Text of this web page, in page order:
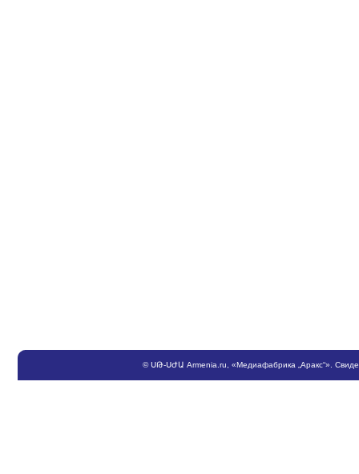
©ՍԹ-ՍԺԱ Armenia.ru , «Медиафабрика „Аракс“».